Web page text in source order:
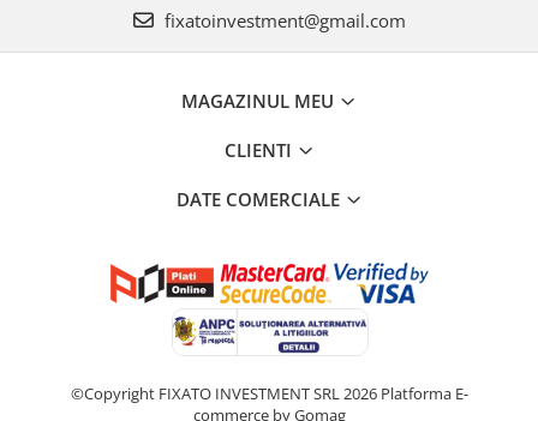
fixatoinvestment@gmail.com
MAGAZINUL MEU
CLIENTI
DATE COMERCIALE
©Copyright FIXATO INVESTMENT SRL 2026 Platforma E-
commerce by Gomag